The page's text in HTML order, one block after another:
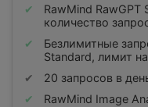
RawMind RawGPT
количество
Безлимитные
Standard, лимит
20 запросов в
RawMind Image